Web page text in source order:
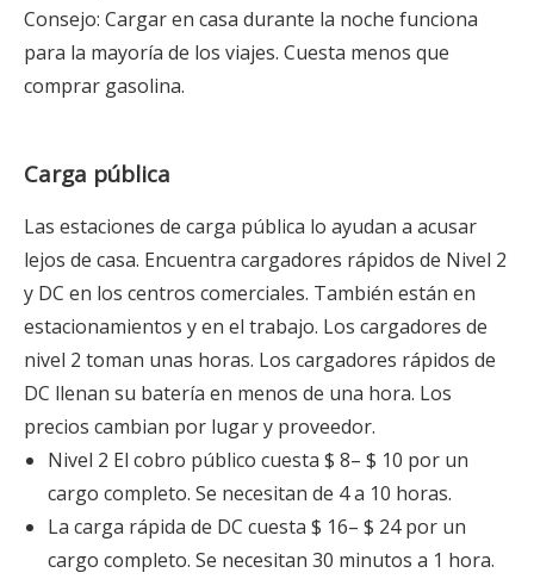
Consejo: Cargar en casa durante la noche funciona
para la mayoría de los viajes. Cuesta menos que
comprar gasolina.
Carga pública
Las estaciones de carga pública lo ayudan a acusar
lejos de casa. Encuentra cargadores rápidos de Nivel 2
y DC en los centros comerciales. También están en
estacionamientos y en el trabajo. Los cargadores de
nivel 2 toman unas horas. Los cargadores rápidos de
DC llenan su batería en menos de una hora. Los
precios cambian por lugar y proveedor.
Nivel 2 El cobro público cuesta $ 8– $ 10 por un
cargo completo. Se necesitan de 4 a 10 horas.
La carga rápida de DC cuesta $ 16– $ 24 por un
cargo completo. Se necesitan 30 minutos a 1 hora.